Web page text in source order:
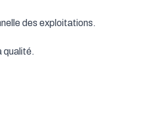
des exploitations.
qualité.